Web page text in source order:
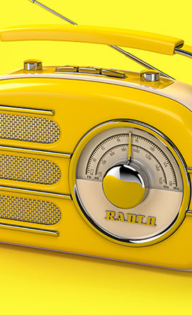
en un nou concert solidari
ASPRONIS.Lurdes
de la fundació i membre de
que, aquest any, tots els
aniran destinats a la
Rosade Palafolls.
que escoltaran els assistents,
hi haurà de tot. Aquest és
no es quedi quiet a la
aballar.